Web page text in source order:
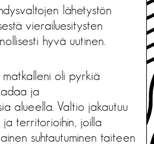
lähetystön
vierailuesitysten
hyvä uutinen.
oli pyrkiä
ja
alueella. Valtio jakautuu
ja territorioihin, joilla
suhtautuminen taiteen